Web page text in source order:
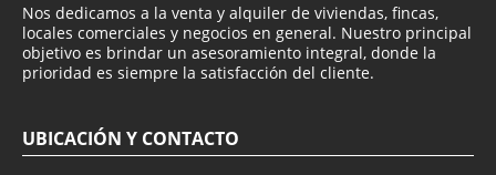
Nos dedicamos a la venta y alquiler de viviendas, fincas,
locales comerciales y negocios en general. Nuestro principal
objetivo es brindar un asesoramiento integral, donde la
prioridad es siempre la satisfacción del cliente.
UBICACIÓN Y CONTACTO